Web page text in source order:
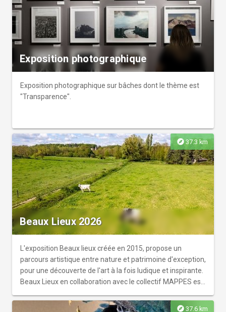
Exposition photographique
Exposition photographique sur bâches dont le thème est
"Transparence".
explore37.3 km
Beaux Lieux 2026
L'exposition Beaux lieux créée en 2015, propose un
parcours artistique entre nature et patrimoine d'exception,
pour une découverte de l'art à la fois ludique et inspirante.
Beaux Lieux en collaboration avec le collectif MAPPES est
2028, Capitale Européenne de la Culture.
explore 37.6 km